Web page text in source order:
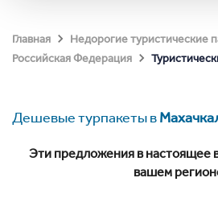
Главная Недорогие туристические
Российская Федерация
Дешевые турпакеты в
Эти предложения в настоящее
вашем